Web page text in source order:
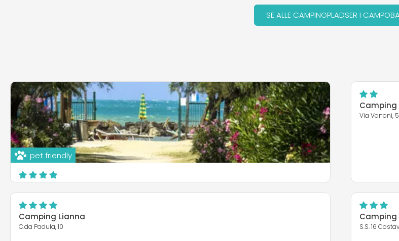
SE ALLE CAMPINGPLADSER I
pet friendly
Montenero di Bisaccia
Camping
Via Vanoni, 5
Camping Lianna
C.da Padula, 10
Camping
S.S. 16